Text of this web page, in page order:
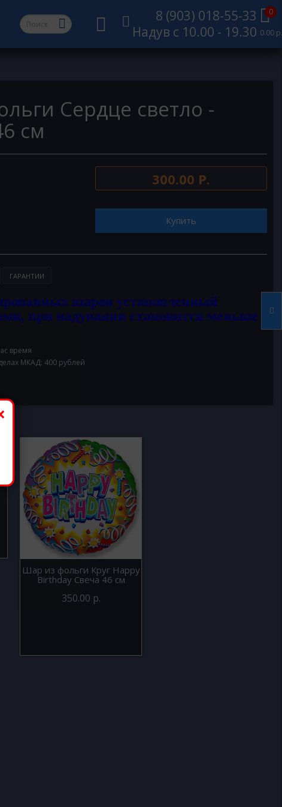
8 (903) 018-55-33
Надув с 10.00 - 19.30
0
0.00 р.
Сердце светло -
см
300.00 Р.
Купить
ГАРАНТИИ
шаров установленный
при надувании становится меньше
время
МКАД: 400 рублей
Шар из фольги Круг Happy
Birthday Свеча 46 см
350.00 р.